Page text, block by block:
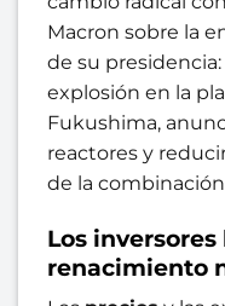
Macron sobre la
de su presidencia:
explosión en la
Fukushima,
reactores y
de la
Los
renacimiento